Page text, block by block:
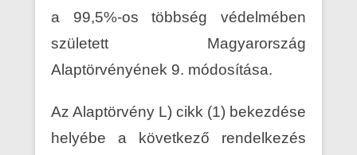
a 99,5%-os többség védelmében
született Magyarország
Alaptörvényének 9. módosítása.
Az Alaptörvény L) cikk (1) bekezdése
helyébe a következő rendelkezés